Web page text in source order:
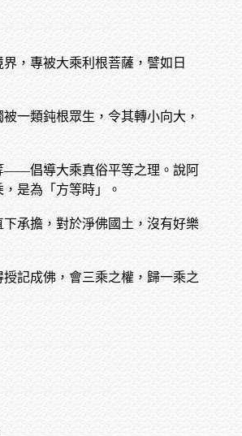
，專被大乘利根菩薩，譬如日
一類鈍根眾生，令其轉小向大，
——倡導大乘真俗平等之理。說阿
是為「方等時」。
承擔，對於淨佛國土，沒有好樂
記成佛，會三乘之權，歸一乘之